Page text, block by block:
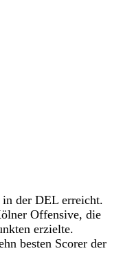
der DEL erreicht.
Offensive, die
erzielte.
besten Scorer der